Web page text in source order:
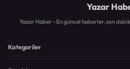
Yazar
Yazar Haber - En güncel haberler, son
Kategoriler